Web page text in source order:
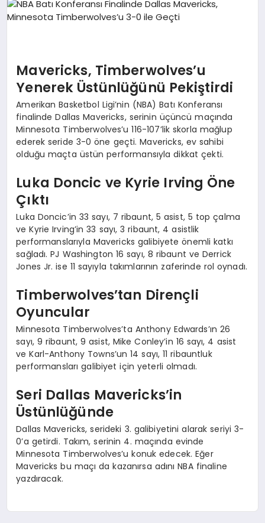
Mavericks, Timberwolves’u
Yenerek Üstünlüğünü Pekiştirdi
Amerikan Basketbol Ligi’nin (NBA) Batı Konferansı
finalinde Dallas Mavericks, serinin üçüncü maçında
Minnesota Timberwolves’u 116-107’lik skorla mağlup
ederek seride 3-0 öne geçti. Mavericks, ev sahibi
olduğu maçta üstün performansıyla dikkat çekti.
Luka Doncic ve Kyrie Irving Öne
Çıktı
Luka Doncic’in 33 sayı, 7 ribaunt, 5 asist, 5 top çalma
ve Kyrie Irving’in 33 sayı, 3 ribaunt, 4 asistlik
performanslarıyla Mavericks galibiyete önemli katkı
sağladı. PJ Washington 16 sayı, 8 ribaunt ve Derrick
Jones Jr. ise 11 sayıyla takımlarının zaferinde rol oynadı.
Timberwolves’tan Dirençli
Oyuncular
Minnesota Timberwolves’ta Anthony Edwards’ın 26
sayı, 9 ribaunt, 9 asist, Mike Conley’in 16 sayı, 4 asist
ve Karl-Anthony Towns’un 14 sayı, 11 ribauntluk
performansları galibiyet için yeterli olmadı.
Seri Dallas Mavericks’in
Üstünlüğünde
Dallas Mavericks, serideki 3. galibiyetini alarak seriyi 3-
0’a getirdi. Takım, serinin 4. maçında evinde
Minnesota Timberwolves’u konuk edecek. Eğer
Mavericks bu maçı da kazanırsa adını NBA finaline
yazdıracak.